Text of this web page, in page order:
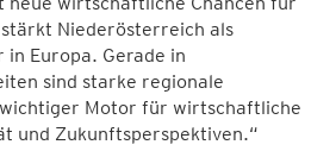
Niederösterreich als
Europa. Gerade in
sind starke regionale
Motor für wirtschaftliche
und Zukunftsperspektiven.“